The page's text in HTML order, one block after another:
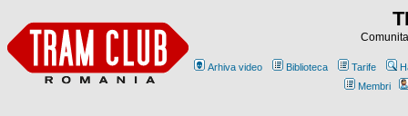
Arhiva video Biblioteca Tarife
Membri